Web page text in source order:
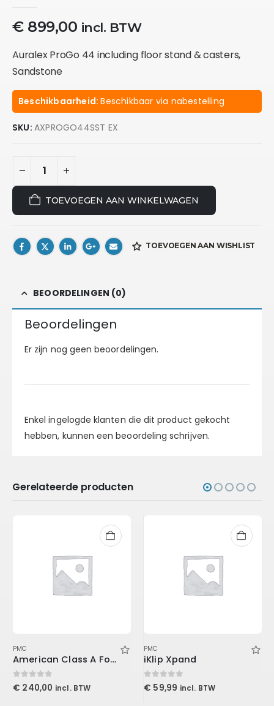
€899,00 incl. BTW
Auralex ProGo 44 including floor stand & casters,
Sandstone
Beschikbaarheid:Beschikbaar via nabestelling
SKU: AXPROGO44SST EX
TOEVOEGEN AAN WINKELWAGEN
TOEVOEGEN AAN WISHLIST
BEOORDELINGEN (0)
Beoordelingen
Er zijn nog geen beoordelingen.
Enkel ingelogde klanten die dit product gekocht
hebben, kunnen een beoordeling schrijven.
Gerelateerde producten
PMC
American Class A For Console1
0out of 5
€ 240,00 incl. BTW
PMC
iKlip Xpand
0out of 5
€ 59,99 incl. BTW